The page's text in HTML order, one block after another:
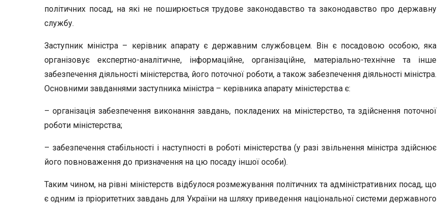
політичних посад, на які не поширюється трудове законодавство та законодавство про державну
службу.
Заступник міністра – керівник апарату є державним службовцем. Він є посадовою особою, яка
організовує експертно-аналітичне, інформаційне, організаційне, матеріально-технічне та інше
забезпечення діяльності міністерства, його поточної роботи, а також забезпечення діяльності міністра.
Основними завданнями заступника міністра – керівника апарату міністерства є:
– організація забезпечення виконання завдань, покладених на міністерство, та здійснення поточної
роботи міністерства;
– забезпечення стабільності і наступності в роботі міністерства (у разі звільнення міністра здійснює
його повноваження до призначення на цю посаду іншої особи).
Таким чином, на рівні міністерств відбулося розмежування політичних та адміністративних посад, що
є одним із пріоритетних завдань для України на шляху приведення національної системи державного